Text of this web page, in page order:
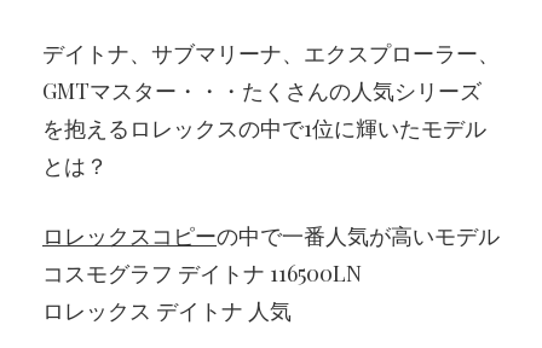
デイトナ、サブマリーナ、エクスプローラー、
GMTマスター・・・たくさんの人気シリーズ
を抱えるロレックスの中で1位に輝いたモデル
とは？
ロレックスコピーの中で一番人気が高いモデル
コスモグラフ デイトナ 116500LN
ロレックス デイトナ 人気